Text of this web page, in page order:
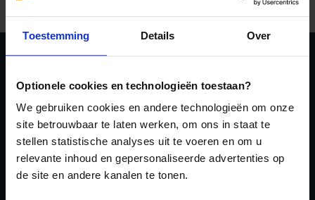
Toestemming Details Over
Optionele cookies en technologieën toestaan?
We gebruiken cookies en andere technologieën om onze
site betrouwbaar te laten werken, om ons in staat te
stellen statistische analyses uit te voeren en om u
relevante inhoud en gepersonaliseerde advertenties op
de site en andere kanalen te tonen.
Schrijf je in voor de
nieuwsbrief